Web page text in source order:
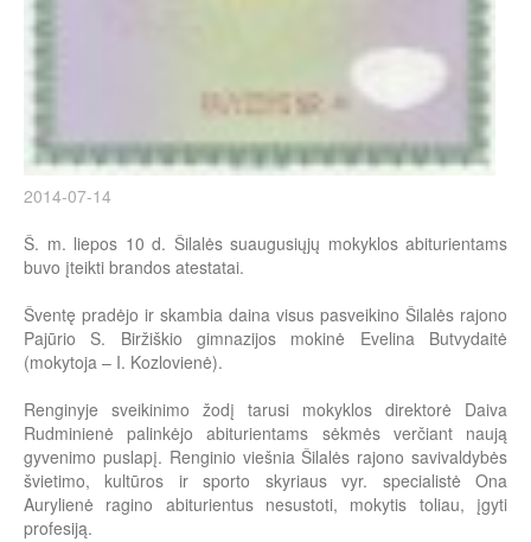
2014-07-14
Š. m. liepos 10 d. Šilalės suaugusiųjų mokyklos abiturientams
buvo įteikti brandos atestatai.
Šventę pradėjo ir skambia daina visus pasveikino Šilalės rajono
Pajūrio S. Biržiškio gimnazijos mokinė Evelina Butvydaitė
(mokytoja – I. Kozlovienė).
Renginyje sveikinimo žodį tarusi mokyklos direktorė Daiva
Rudminienė palinkėjo abiturientams sėkmės verčiant naują
gyvenimo puslapį. Renginio viešnia Šilalės rajono savivaldybės
švietimo, kultūros ir sporto skyriaus vyr. specialistė Ona
Aurylienė ragino abiturientus nesustoti, mokytis toliau, įgyti
profesiją.